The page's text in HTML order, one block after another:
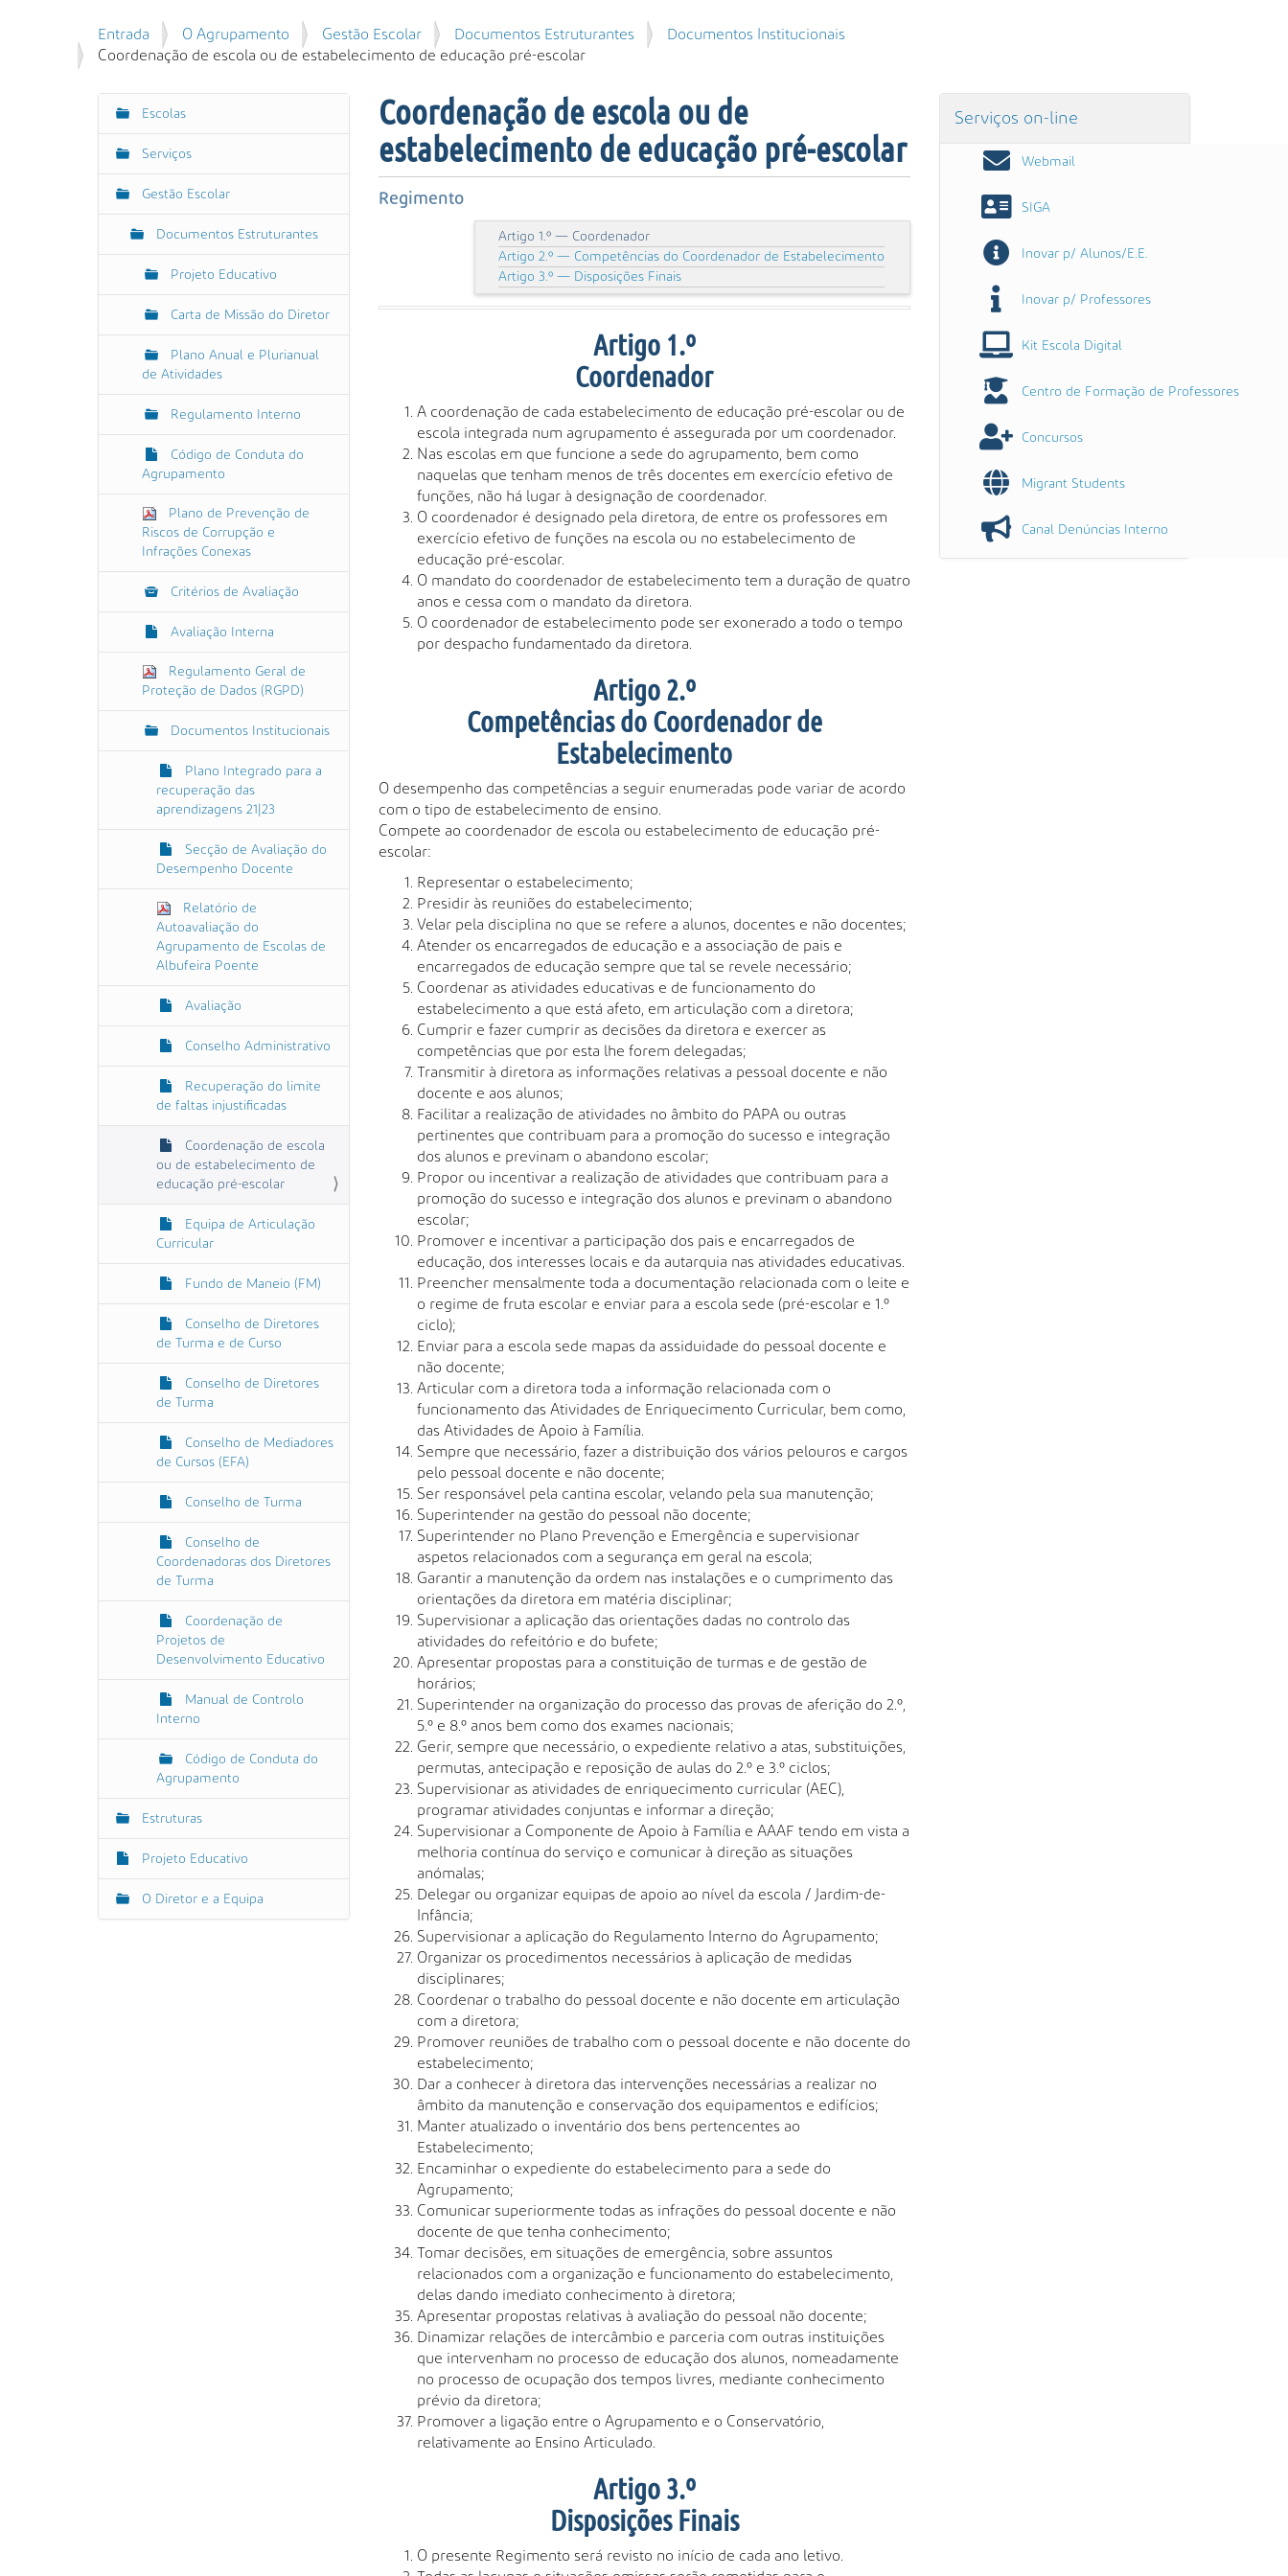
i
s
P
e
V
o
ê
Entrada O Agrupamento Gestão Escolar Documentos Estruturantes
Documentos Institucionais
Coordenação de escola ou de estabelecimento de educação pré-escolar
Coordenação de escola ou de
estabelecimento de educação pré-escolar
Regimento
Artigo 1.º — Coordenador
Artigo 2.º — Competências do Coordenador de Estabelecimento
Artigo 3.º — Disposições Finais
Artigo 1.º
Coordenador
A coordenação de cada estabelecimento de educação pré-escolar ou de
escola integrada num agrupamento é assegurada por um coordenador.
Nas escolas em que funcione a sede do agrupamento, bem como
naquelas que tenham menos de três docentes em exercício efetivo de
funções, não há lugar à designação de coordenador.
O coordenador é designado pela diretora, de entre os professores em
exercício efetivo de funções na escola ou no estabelecimento de
educação pré-escolar.
O mandato do coordenador de estabelecimento tem a duração de quatro
anos e cessa com o mandato da diretora.
O coordenador de estabelecimento pode ser exonerado a todo o tempo
por despacho fundamentado da diretora.
Artigo 2.º
Competências do Coordenador de
Estabelecimento
O desempenho das competências a seguir enumeradas pode variar de acordo
com o tipo de estabelecimento de ensino.
Compete ao coordenador de escola ou estabelecimento de educação pré-
escolar:
Representar o estabelecimento;
Presidir às reuniões do estabelecimento;
Velar pela disciplina no que se refere a alunos, docentes e não docentes;
Atender os encarregados de educação e a associação de pais e
encarregados de educação sempre que tal se revele necessário;
Coordenar as atividades educativas e de funcionamento do
estabelecimento a que está afeto, em articulação com a diretora;
Cumprir e fazer cumprir as decisões da diretora e exercer as
competências que por esta lhe forem delegadas;
Transmitir à diretora as informações relativas a pessoal docente e não
docente e aos alunos;
Facilitar a realização de atividades no âmbito do PAPA ou outras
pertinentes que contribuam para a promoção do sucesso e integração
dos alunos e previnam o abandono escolar;
Propor ou incentivar a realização de atividades que contribuam para a
promoção do sucesso e integração dos alunos e previnam o abandono
escolar;
Promover e incentivar a participação dos pais e encarregados de
educação, dos interesses locais e da autarquia nas atividades educativas.
Preencher mensalmente toda a documentação relacionada com o leite e
o regime de fruta escolar e enviar para a escola sede (pré-escolar e 1.º
ciclo);
Enviar para a escola sede mapas da assiduidade do pessoal docente e
não docente;
Articular com a diretora toda a informação relacionada com o
funcionamento das Atividades de Enriquecimento Curricular, bem como,
das Atividades de Apoio à Família.
Sempre que necessário, fazer a distribuição dos vários pelouros e cargos
pelo pessoal docente e não docente;
Ser responsável pela cantina escolar, velando pela sua manutenção;
Superintender na gestão do pessoal não docente;
Superintender no Plano Prevenção e Emergência e supervisionar
aspetos relacionados com a segurança em geral na escola;
Garantir a manutenção da ordem nas instalações e o cumprimento das
orientações da diretora em matéria disciplinar;
Supervisionar a aplicação das orientações dadas no controlo das
atividades do refeitório e do bufete;
Apresentar propostas para a constituição de turmas e de gestão de
horários;
Superintender na organização do processo das provas de aferição do 2.º,
5.º e 8.º anos bem como dos exames nacionais;
Gerir, sempre que necessário, o expediente relativo a atas, substituições,
permutas, antecipação e reposição de aulas do 2.º e 3.º ciclos;
Supervisionar as atividades de enriquecimento curricular (AEC),
programar atividades conjuntas e informar a direção;
Supervisionar a Componente de Apoio à Família e AAAF tendo em vista a
melhoria contínua do serviço e comunicar à direção as situações
anómalas;
Delegar ou organizar equipas de apoio ao nível da escola / Jardim-de-
Infância;
Supervisionar a aplicação do Regulamento Interno do Agrupamento;
Organizar os procedimentos necessários à aplicação de medidas
disciplinares;
Coordenar o trabalho do pessoal docente e não docente em articulação
com a diretora;
Promover reuniões de trabalho com o pessoal docente e não docente do
estabelecimento;
Dar a conhecer à diretora das intervenções necessárias a realizar no
âmbito da manutenção e conservação dos equipamentos e edifícios;
Manter atualizado o inventário dos bens pertencentes ao
Estabelecimento;
Encaminhar o expediente do estabelecimento para a sede do
Agrupamento;
Comunicar superiormente todas as infrações do pessoal docente e não
docente de que tenha conhecimento;
Tomar decisões, em situações de emergência, sobre assuntos
relacionados com a organização e funcionamento do estabelecimento,
delas dando imediato conhecimento à diretora;
Apresentar propostas relativas à avaliação do pessoal não docente;
Dinamizar relações de intercâmbio e parceria com outras instituições
que intervenham no processo de educação dos alunos, nomeadamente
no processo de ocupação dos tempos livres, mediante conhecimento
prévio da diretora;
Promover a ligação entre o Agrupamento e o Conservatório,
relativamente ao Ensino Articulado.
Artigo 3.º
Disposições Finais
O presente Regimento será revisto no início de cada ano letivo.
N
e
Escolas
Serviços
Gestão Escolar
Documentos Estruturantes
Projeto Educativo
Carta de Missão do Diretor
Plano Anual e Plurianual
de Atividades
Regulamento Interno
Código de Conduta do
Agrupamento
Plano de Prevenção de
Riscos de Corrupção e
Infrações Conexas
Critérios de Avaliação
Avaliação Interna
Regulamento Geral de
Proteção de Dados (RGPD)
Documentos Institucionais
Plano Integrado para a
recuperação das
aprendizagens 21|23
Secção de Avaliação do
Desempenho Docente
Relatório de
Autoavaliação do
Agrupamento de Escolas de
Albufeira Poente
Avaliação
Conselho Administrativo
Recuperação do limite
de faltas injustificadas
Coordenação de escola
ou de estabelecimento de
educação pré-escolar
Equipa de Articulação
Curricular
Fundo de Maneio (FM)
Conselho de Diretores
de Turma e de Curso
Conselho de Diretores
de Turma
Conselho de Mediadores
de Cursos (EFA)
Conselho de Turma
Conselho de
Coordenadoras dos Diretores
de Turma
Coordenação de
Projetos de
Desenvolvimento Educativo
Manual de Controlo
Interno
Código de Conduta do
Agrupamento
Estruturas
Projeto Educativo
O Diretor e a Equipa
Serviços on-line
Webmail
SIGA
Inovar p/ Alunos/E.E.
Inovar p/ Professores
Kit Escola Digital
Centro de Formação de Professores
Concursos
Migrant Students
Canal Denúncias Interno